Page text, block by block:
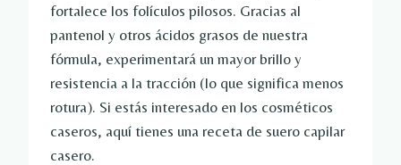
fortalece los folículos pilosos. Gracias al
pantenol y otros ácidos grasos de nuestra
fórmula, experimentará un mayor brillo y
resistencia a la tracción (lo que significa menos
rotura). Si estás interesado en los cosméticos
caseros, aquí tienes una receta de suero capilar
casero.